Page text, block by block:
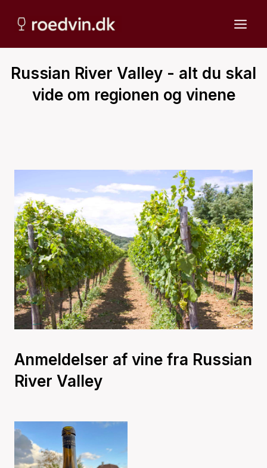
Russian River Valley - alt du skal
vide om regionen og vinene
Anmeldelser af vine fra Russian
River Valley